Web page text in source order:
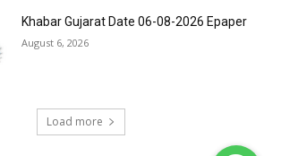
Khabar Gujarat Date 06-08-2026 Epaper
August 6, 2026
Load more